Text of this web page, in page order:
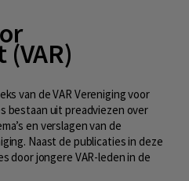
van de VAR Vereniging voor
bestaan uit preadviezen over
en verslagen van de
Naast de publicaties in deze
door jongere VAR-leden in de